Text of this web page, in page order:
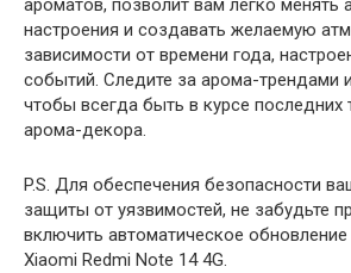
ароматов, позволит вам легко менять
настроения и создавать желаемую
зависимости от времени года,
событий. Следите за арома-трендами
чтобы всегда быть в курсе последних
арома-декора.
P.S. Для обеспечения безопасности
защиты от уязвимостей, не забудьте
включить автоматическое
Xiaomi Redmi Note 14 4G.